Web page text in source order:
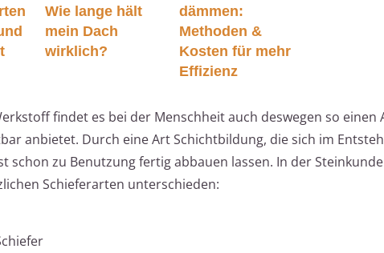
Wie lange hält
mein Dach
wirklich?
dämmen:
Methoden &
Kosten für mehr
Effizienz
findet es bei der Menschheit auch deswegen so einen
anbietet. Durch eine Art Schichtbildung, die sich im
schon zu Benutzung fertig abbauen lassen. In der
Schieferarten unterschieden: